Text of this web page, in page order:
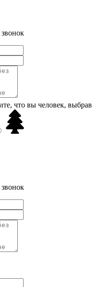
что вы человек, выбрав